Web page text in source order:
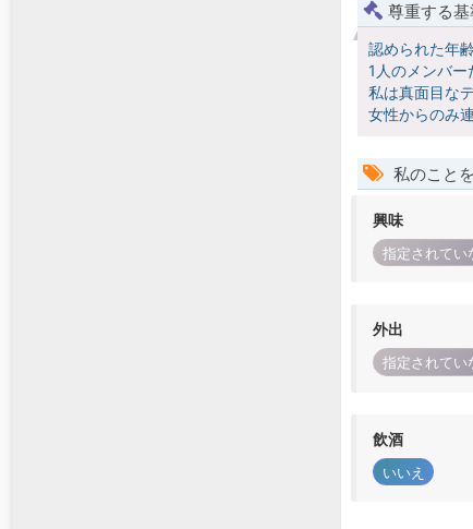
尊重する
認められた年
1人のメンバー
私は真面目な
女性からのみ
私のこと
興味
指定されてい
外出
指定されてい
飲酒
いいえ